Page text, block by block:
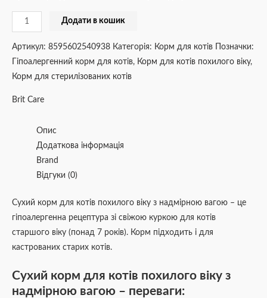
Додати в кошик
Артикул: 8595602540938 Категорія: Корм для котів
Позначки:
Гіпоалергенний корм для котів, Корм для котів похилого віку,
Корм для стерилізованих котів
Brit Care
Опис
Додаткова інформація
Brand
Відгуки (0)
Сухий корм для котів похилого віку з надмірною вагою – це
гіпоалергенна рецептура зі свіжою куркою для котів
старшого віку (понад 7 років). Корм підходить і для
кастрованих старих котів.
Сухий корм для котів похилого віку з
надмірною вагою – переваги: